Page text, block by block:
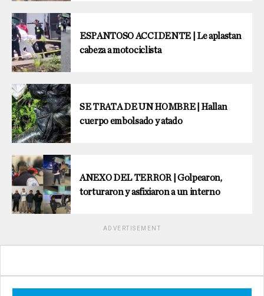
ESPANTOSO ACCIDENTE | Le aplastan
cabeza a motociclista
SE TRATA DE UN HOMBRE | Hallan
cuerpo embolsado y atado
ANEXO DEL TERROR | Golpearon,
torturaron y asfixiaron a un interno
ADVERTISEMENT